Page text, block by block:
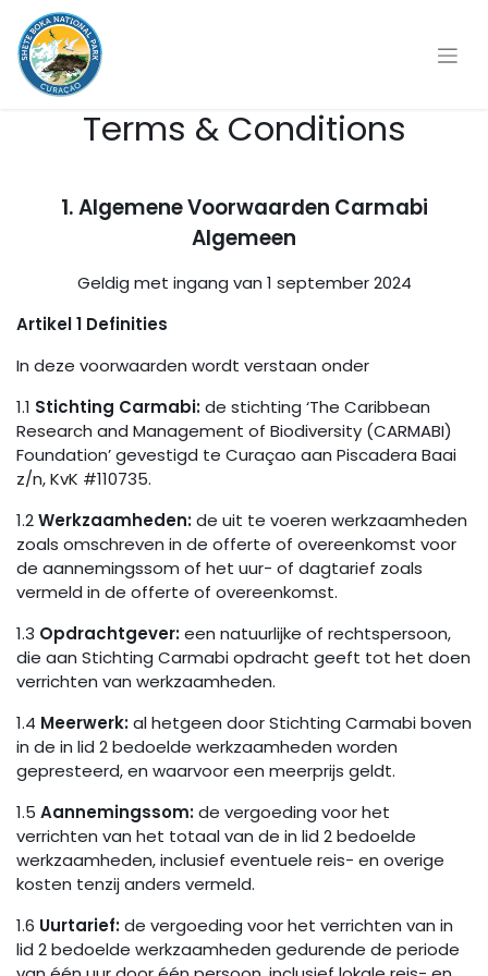
Terms & Conditions
1. Algemene Voorwaarden Carmabi
Algemeen
Geldig met ingang van 1 september 2024
Artikel 1 Definities
In deze voorwaarden wordt verstaan onder
1.1 Stichting Carmabi:de stichting ‘The Caribbean
Research and Management of Biodiversity (CARMABI)
Foundation’ gevestigd te Curaçao aan Piscadera Baai
z/n, KvK #110735.
1.2Werkzaamheden:de uit te voeren werkzaamheden
zoals omschreven in de offerte of overeenkomst voor
de aannemingssom of het uur- of dagtarief zoals
vermeld in de offerte of overeenkomst.
1.3 Opdrachtgever:een natuurlijke of rechtspersoon,
die aan Stichting Carmabi opdracht geeft tot het doen
verrichten van werkzaamheden.
1.4 Meerwerk:al hetgeen door Stichting Carmabi boven
in de in lid 2 bedoelde werkzaamheden worden
gepresteerd, en waarvoor een meerprijs geldt.
1.5 Aannemingssom:de vergoeding voor het
verrichten van het totaal van de in lid 2 bedoelde
werkzaamheden, inclusief eventuele reis- en overige
kosten tenzij anders vermeld.
1.6 Uurtarief:de vergoeding voor het verrichten van in
lid 2 bedoelde werkzaamheden gedurende de periode